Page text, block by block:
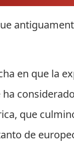
en que la
ha
que
de